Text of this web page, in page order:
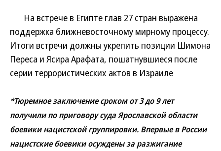
На встрече в Египте глав 27 стран выражена
поддержка ближневосточному мирному процессу.
Итоги встречи должны укрепить позиции Шимона
Переса и Ясира Арафата, пошатнувшиеся после
серии террористических актов в Израиле
*Тюремное заключение сроком от 3 до 9 лет
получили по приговору суда Ярославской области
боевики нацистской группировки. Впервые в России
нацистские боевики осуждены за разжигание